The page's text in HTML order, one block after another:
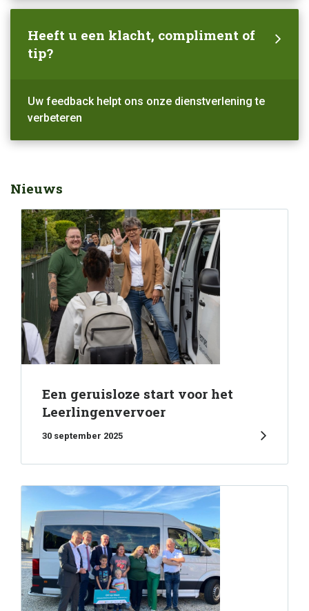
Heeft u een klacht, compliment of
tip?
Uw feedback helpt ons onze dienstverlening te
verbeteren
Nieuws
Een geruisloze start voor het
Leerlingenvervoer
30 september 2025